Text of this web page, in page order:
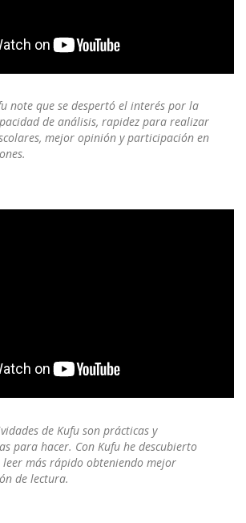
note que se despertó el interés por la
de análisis, rapidez para realizar
mejor opinión y participación en
de Kufu son prácticas y
para hacer. Con Kufu he descubierto
leer más rápido obteniendo mejor
de lectura.